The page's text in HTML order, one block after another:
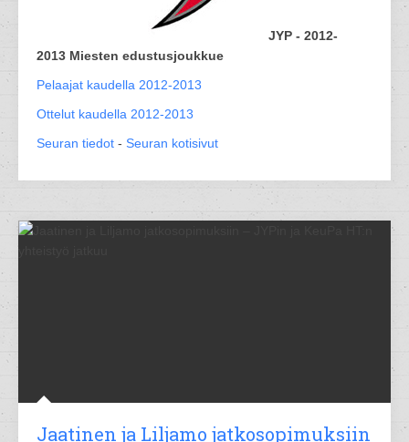
JYP - 2012-
2013 Miesten edustusjoukkue
Pelaajat kaudella 2012-2013
Ottelut kaudella 2012-2013
Seuran tiedot - Seuran kotisivut
Jaatinen ja Liljamo jatkosopimuksiin